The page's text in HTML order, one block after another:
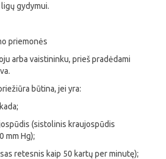
gydymui.
priemonės
arba vaistininku, prieš pradėdami
būtina, jei yra:
(sistolinis kraujospūdis
mm Hg);
retesnis kaip 50 kartų per minutę);